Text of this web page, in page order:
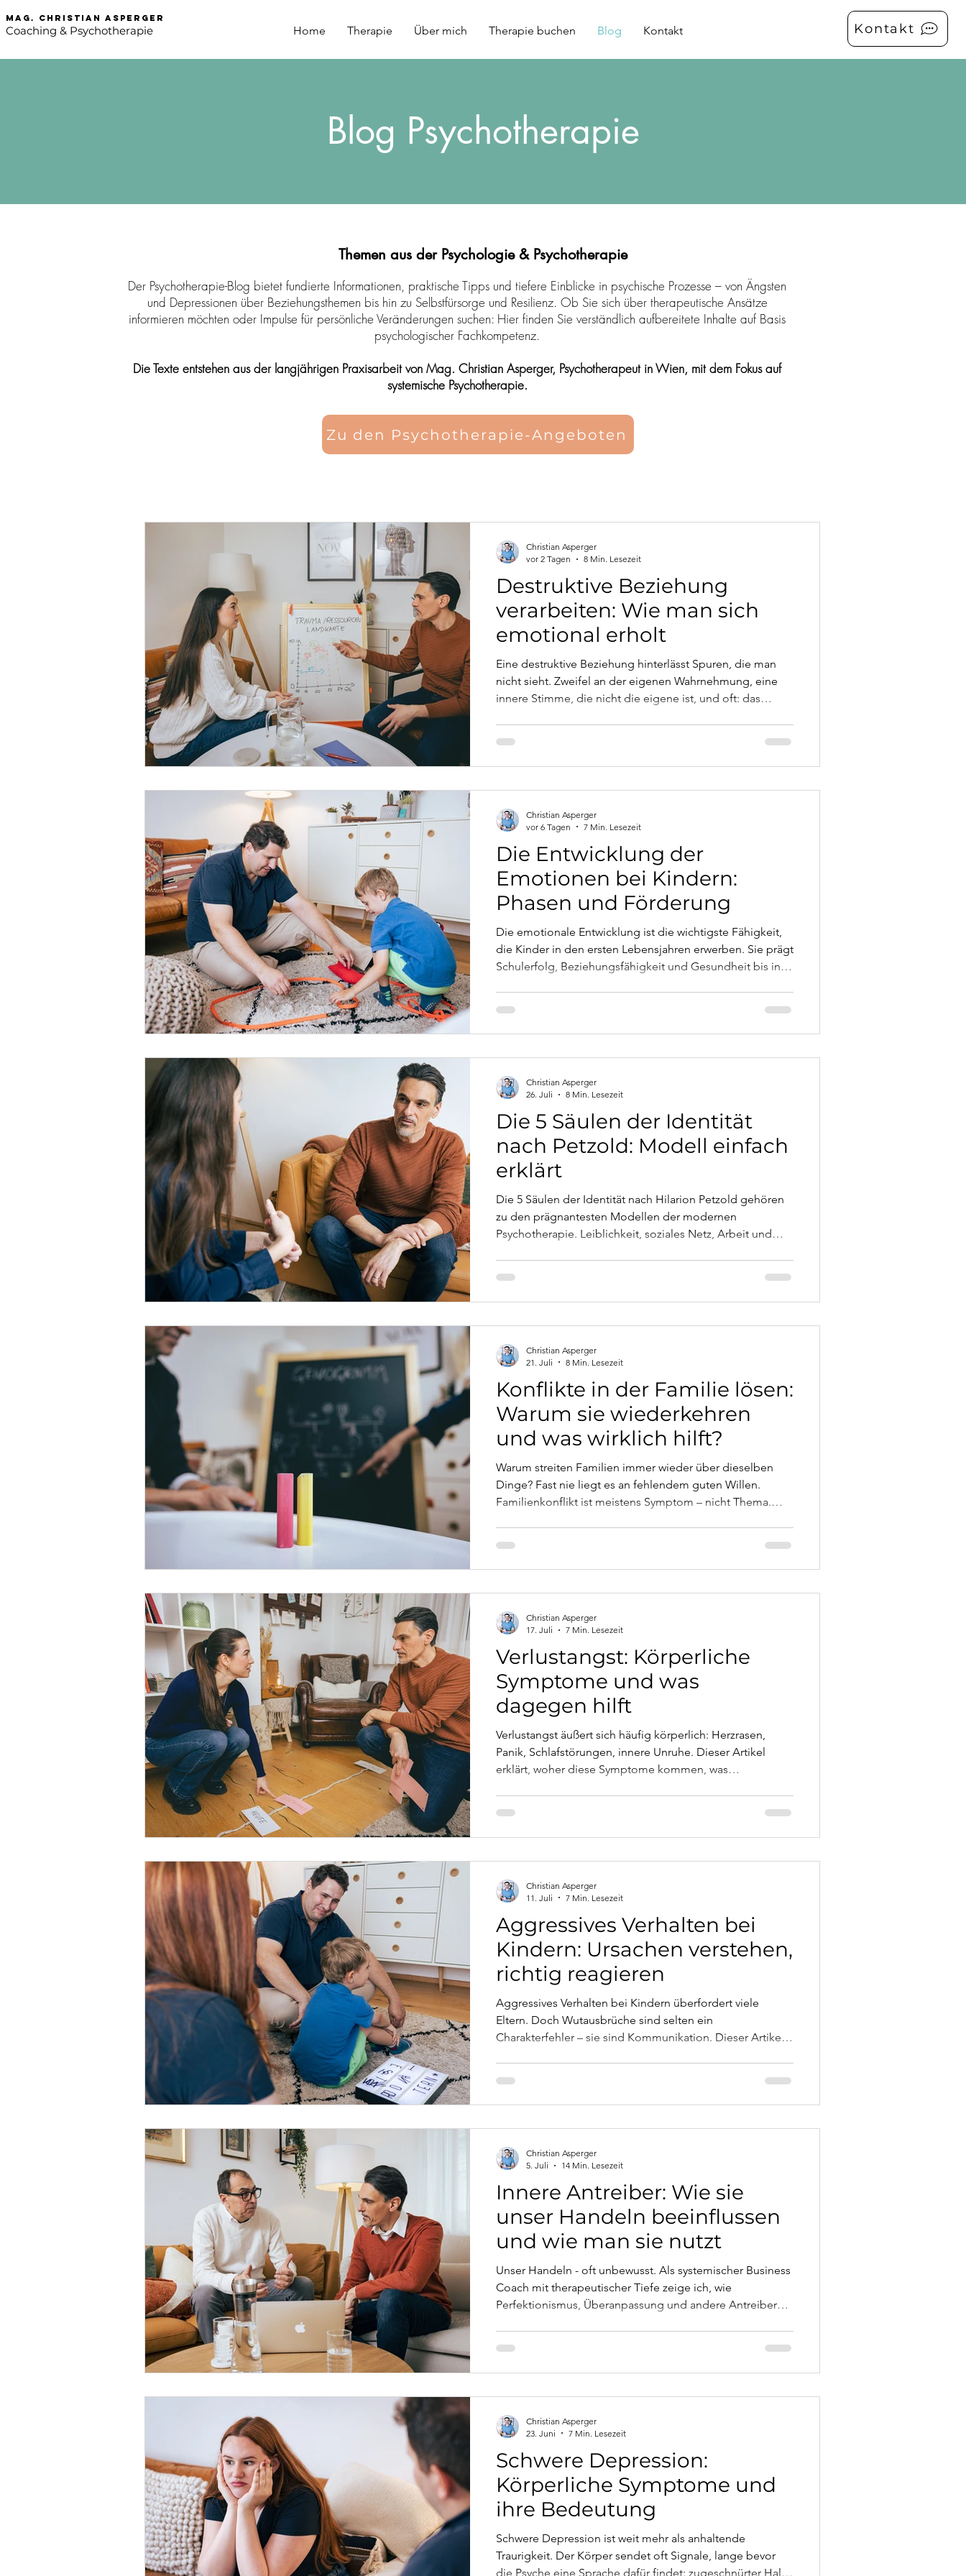
mag. Christian asperger
Coaching & Psychotherapie Home Therapie Über mich Therapie buchen Blog Kontakt Kontakt
Blog Psychotherapie
Themen aus der Psychologie & Psychotherapie
Der Psychotherapie-Blog bietet fundierte Informationen, praktische Tipps und tiefere Einblicke in psychische Prozesse – von Ängsten
und Depressionen über Beziehungsthemen bis hin zu Selbstfürsorge und Resilienz. Ob Sie sich über therapeutische Ansätze
informieren möchten oder Impulse für persönliche Veränderungen suchen: Hier finden Sie verständlich aufbereitete Inhalte auf Basis
psychologischer Fachkompetenz.
Die Texte entstehen aus der langjährigen Praxisarbeit von Mag. Christian Asperger, Psychotherapeut in Wien, mit dem Fokus auf
systemische Psychotherapie.
Zu den Psychotherapie-Angeboten
Destruktive Beziehung
verarbeiten: Wie man sich
emotional erholt
Eine destruktive Beziehung hinterlässt Spuren, die man
nicht sieht. Zweifel an der eigenen Wahrnehmung, eine
innere Stimme, die nicht die eigene ist, und oft: das
was wirklich passiert – und was Heilung bedeutet.
Christian Asperger
vor 2 Tagen
8 Min. Lesezeit
Die Entwicklung der
Emotionen bei Kindern:
Phasen und Förderung
Die emotionale Entwicklung ist die wichtigste Fähigkeit,
die Kinder in den ersten Lebensjahren erwerben. Sie prägt
Schulerfolg, Beziehungsfähigkeit und Gesundheit bis ins
konkret tun können – und wann professionelle
Unterstützung sinnvoll ist.
Christian Asperger
vor 6 Tagen
7 Min. Lesezeit
Die 5 Säulen der Identität
nach Petzold: Modell einfach
erklärt
Die 5 Säulen der Identität nach Hilarion Petzold gehören
zu den prägnantesten Modellen der modernen
Psychotherapie. Leiblichkeit, soziales Netz, Arbeit und
woher Stabilität wirklich kommt.
Christian Asperger
26. Juli
8 Min. Lesezeit
Konflikte in der Familie lösen:
Warum sie wiederkehren
und was wirklich hilft?
Warum streiten Familien immer wieder über dieselben
Dinge? Fast nie liegt es an fehlendem guten Willen.
Familienkonflikt ist meistens Symptom – nicht Thema.
hilft.
Christian Asperger
21. Juli
8 Min. Lesezeit
Verlustangst: Körperliche
Symptome und was
dagegen hilft
Verlustangst äußert sich häufig körperlich: Herzrasen,
Panik, Schlafstörungen, innere Unruhe. Dieser Artikel
erklärt, woher diese Symptome kommen, was
Christian Asperger
17. Juli
7 Min. Lesezeit
Aggressives Verhalten bei
Kindern: Ursachen verstehen,
richtig reagieren
Aggressives Verhalten bei Kindern überfordert viele
Eltern. Doch Wutausbrüche sind selten ein
Charakterfehler – sie sind Kommunikation. Dieser Artikel
professionelle Unterstützung sinnvoll ist.
Christian Asperger
11. Juli
7 Min. Lesezeit
Innere Antreiber: Wie sie
unser Handeln beeinflussen
und wie man sie nutzt
Unser Handeln - oft unbewusst. Als systemischer Business
Coach mit therapeutischer Tiefe zeige ich, wie
Perfektionismus, Überanpassung und andere Antreiber
Mit konkreten Fallbeispielen aus Coaching und Therapie,
lösungsorientierten Strategien und wissenschaftlich
Christian Asperger
5. Juli
14 Min. Lesezeit
Schwere Depression:
Körperliche Symptome und
ihre Bedeutung
Schwere Depression ist weit mehr als anhaltende
Traurigkeit. Der Körper sendet oft Signale, lange bevor
die Psyche eine Sprache dafür findet: zugeschnürter Hals,
Christian Asperger
23. Juni
7 Min. Lesezeit